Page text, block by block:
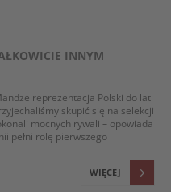
INNYM
reprezentacja Polski do lat
skupić się na selekcji
mocnych rywali – opowiada
pełni rolę pierwszego
WIĘCEJ